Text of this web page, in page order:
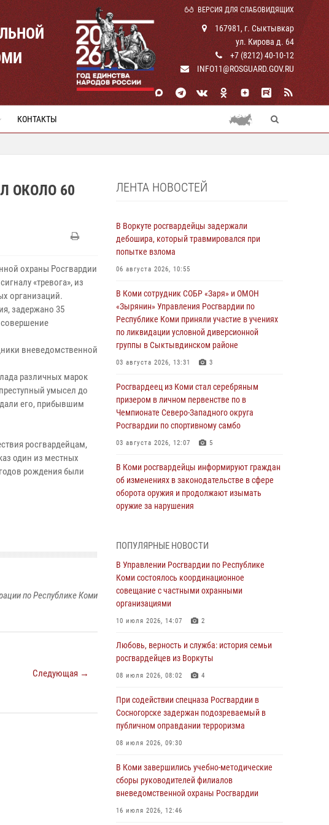
ВЕРСИЯ ДЛЯ СЛАБОВИДЯЩИХ
167981, г. Сыктывкар
ул. Кирова д. 64
+7 (8212) 40-10-12
INFO11@ROSGUARD.GOV.RU
КОНТАКТЫ
ОКОЛО 60
охраны Росгвардии
«тревога», из
организаций.
задержано 35
вневедомственной
различных марок
умысел до
его, прибывшим
росгвардейцам,
один из местных
рождения были
по Республике Коми
Следующая →
ЛЕНТА НОВОСТЕЙ
В Воркуте росгвардейцы задержали
дебошира, который травмировался при
попытке взлома
06 августа 2026, 10:55
В Коми сотрудник СОБР «Заря» и ОМОН
«Зырянин» Управления Росгвардии по
Республике Коми приняли участие в учениях
по ликвидации условной диверсионной
группы в Сыктывдинском районе
03 августа 2026, 13:31 3
Росгвардеец из Коми стал серебряным
призером в личном первенстве по в
Чемпионате Северо-Западного округа
Росгвардии по спортивному самбо
03 августа 2026, 12:07 5
В Коми росгвардейцы информируют граждан
об изменениях в законодательстве в сфере
оборота оружия и продолжают изымать
оружие за нарушения
В Койгородском районе местный житель
обратился в Росгвардию для добровольной
сдачи оружия
31 июля 2026, 10:55
Временно исполняющий обязанности
Республике Коми лично проверил ДОЛ
31 июля 2026, 06:57 8
В Усинске росгвардейцы оперативно
отработали план «Квартал»
30 июля 2026, 13:53
ежегодного Всероссийского конкурса
профессионального мастерства среди
сотрудников вневедомственной охраны
ПОПУЛЯРНЫЕ НОВОСТИ
В Управлении Росгвардии по Республике
Коми состоялось координационное
совещание с частными охранными
организациями
10 июля 2026, 14:07 2
Любовь, верность и служба: история семьи
росгвардейцев из Воркуты
08 июля 2026, 08:02 4
При содействии спецназа Росгвардии в
Сосногорске задержан подозреваемый в
публичном оправдании терроризма
08 июля 2026, 09:30
В Коми завершились учебно-методические
сборы руководителей филиалов
вневедомственной охраны Росгвардии
16 июля 2026, 12:46